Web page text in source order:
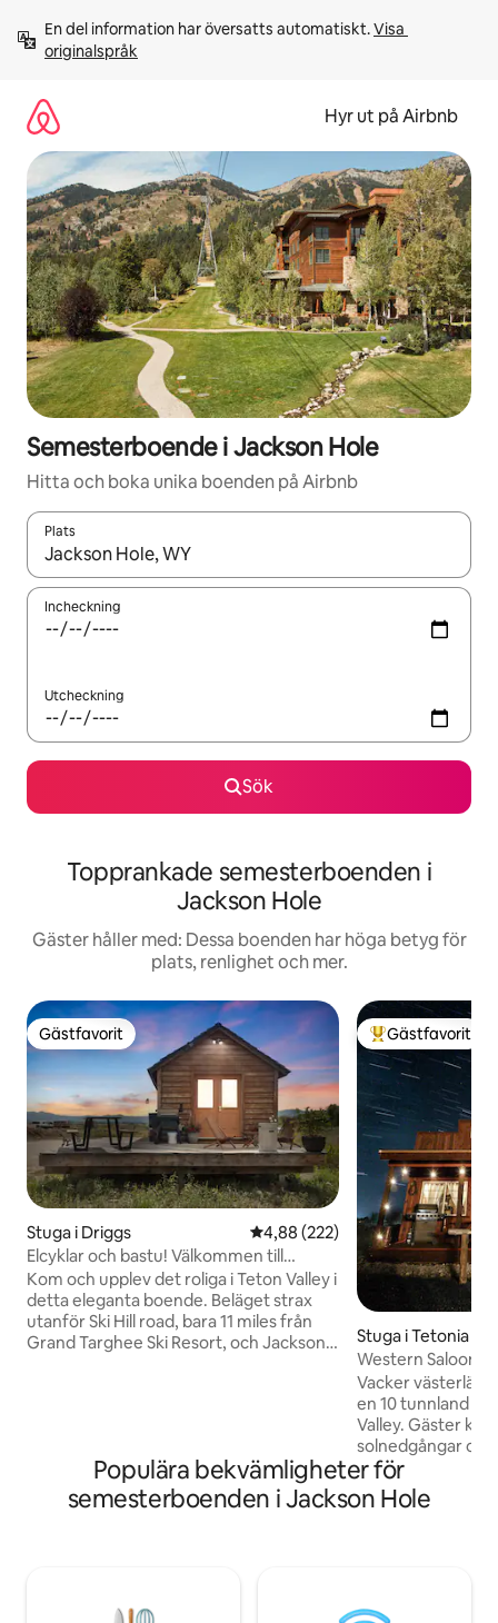
innehåll
En del information har översatts automatiskt. Visa
originalspråk
Hyr ut på Airbnb
Semesterboende i Jackson Hole
Hitta och boka unika boenden på Airbnb
Plats
När resultaten är tillgängliga kan du navigera med upp- och
Incheckning
Utcheckning
Sök
Topprankade semesterboenden i
Jackson Hole
Gäster håller med: Dessa boenden har höga betyg för
plats, renlighet och mer.
Gästfavorit
Gästfavorit
Stuga i Driggs 4,88 av 5 i genomsnittligt
4,88 (222)
Elcyklar och bastu! Välkommen till
Mummford Sollys
Kom och upplev det roliga i Teton Valley i
detta eleganta boende. Beläget strax
utanför Ski Hill road, bara 11 miles från
Grand Targhee Ski Resort, och Jackson
och choklad. OBS: närliggande
byggnation under hela december 2025-
2026. Den omedelbara stugan och
Populär
Gästfavorit
Stuga i Tetonia
Western Saloon
Vacker
en 10 tunnland
Valley. Gäster
solnedgångar
roliga och unika
salong med ett
queen bed,
bäck löper
Populära bekvämligheter för
semesterboenden i Jackson Hole